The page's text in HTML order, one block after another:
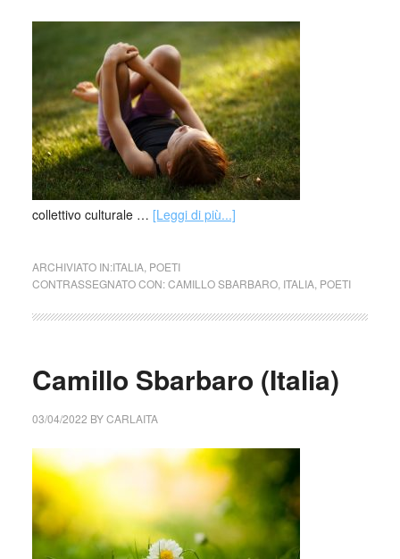
collettivo culturale … [Leggi di più...]
ARCHIVIATO IN:ITALIA, POETI
CONTRASSEGNATO CON:CAMILLO SBARBARO, ITALIA, POETI
Camillo Sbarbaro (Italia)
03/04/2022 BYCARLAITA